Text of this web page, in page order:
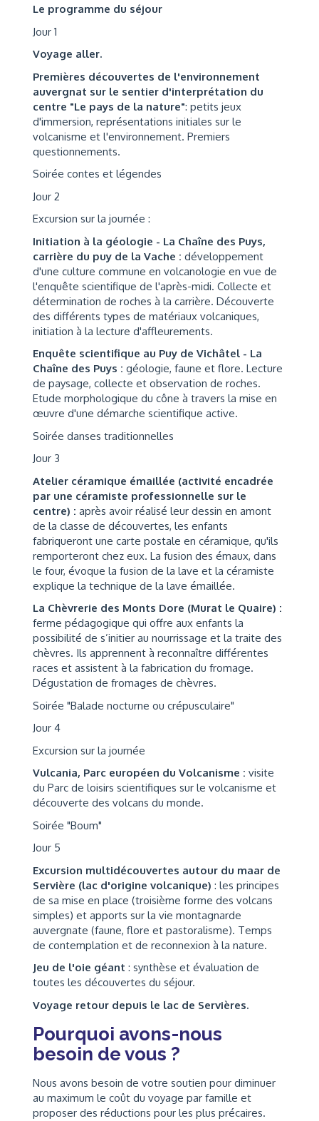
Le programme du séjour
Jour 1
Voyage aller.
Premières découvertes de l'environnement
auvergnat sur le sentier d'interprétation du
centre "Le pays de la nature": petits jeux
d'immersion, représentations initiales sur le
volcanisme et l'environnement. Premiers
questionnements.
Soirée contes et légendes
Jour 2
Excursion sur la journée :
Initiation à la géologie - La Chaîne des Puys,
carrière du puy de la Vache : développement
d'une culture commune en volcanologie en vue de
l'enquête scientifique de l'après-midi. Collecte et
détermination de roches à la carrière. Découverte
des différents types de matériaux volcaniques,
initiation à la lecture d'affleurements.
Enquête scientifique au Puy de Vichâtel - La
Chaîne des Puys : géologie, faune et flore. Lecture
de paysage, collecte et observation de roches.
Etude morphologique du cône à travers la mise en
œuvre d'une démarche scientifique active.
Soirée danses traditionnelles
Jour 3
Atelier céramique émaillée (activité encadrée
par une céramiste professionnelle sur le
centre) : après avoir réalisé leur dessin en amont
de la classe de découvertes, les enfants
fabriqueront une carte postale en céramique, qu'ils
remporteront chez eux. La fusion des émaux, dans
le four, évoque la fusion de la lave et la céramiste
explique la technique de la lave émaillée.
La Chèvrerie des Monts Dore (Murat le Quaire) :
ferme pédagogique qui offre aux enfants la
possibilité de s’initier au nourrissage et la traite des
chèvres. Ils apprennent à reconnaître différentes
races et assistent à la fabrication du fromage.
Dégustation de fromages de chèvres.
Soirée "Balade nocturne ou crépusculaire"
Jour 4
Excursion sur la journée
Vulcania, Parc européen du Volcanisme : visite
du Parc de loisirs scientifiques sur le volcanisme et
découverte des volcans du monde.
Soirée "Boum"
Jour 5
Excursion multidécouvertes autour du maar de
Servière (lac d'origine volcanique) : les principes
de sa mise en place (troisième forme des volcans
simples) et apports sur la vie montagnarde
auvergnate (faune, flore et pastoralisme). Temps
de contemplation et de reconnexion à la nature.
Jeu de l'oie géant : synthèse et évaluation de
toutes les découvertes du séjour.
Voyage retour depuis le lac de Servières.
Pourquoi avons-nous
besoin de vous ?
Nous avons besoin de votre soutien pour diminuer
au maximum le coût du voyage par famille et
proposer des réductions pour les plus précaires.